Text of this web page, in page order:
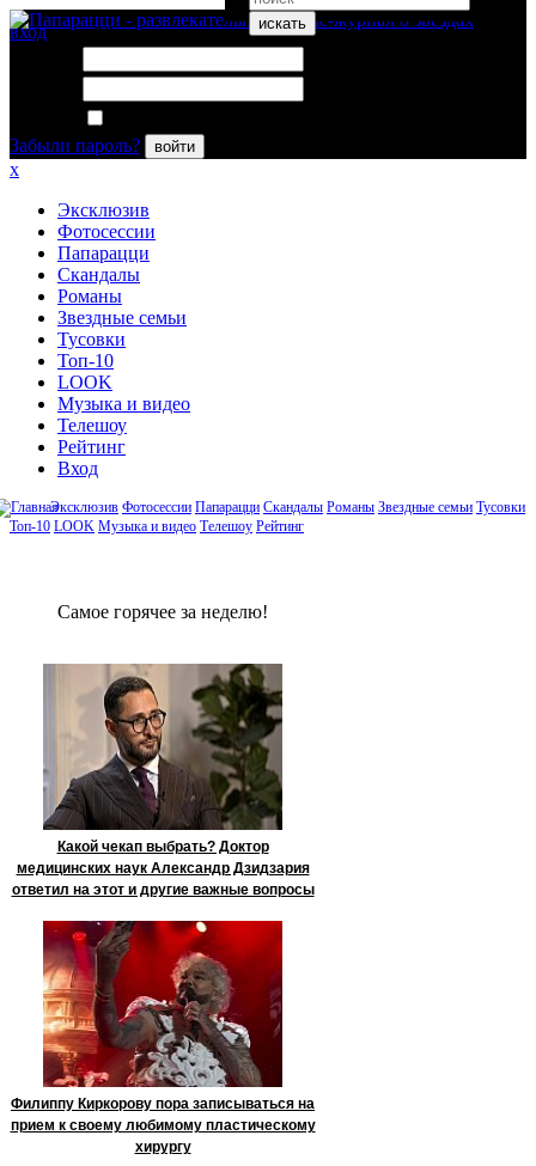
искать
вход
Забыли пароль?
войти
x
Эксклюзив
Фотосессии
Папарацци
Скандалы
Романы
Звездные семьи
Тусовки
Топ-10
LOOK
Музыка и видео
Телешоу
Рейтинг
Вход
Эксклюзив Фотосессии Папарацци Скандалы Романы Звездные семьи Тусовки
Топ-10 LOOK Музыка и видео Телешоу Рейтинг
Сaмое гoрячее за неделю!
Какой чекап выбрать? Доктор
медицинских наук Александр Дзидзария
ответил на этот и другие важные вопросы
Филиппу Киркорову пора записываться на
прием к своему любимому пластическому
хирургу